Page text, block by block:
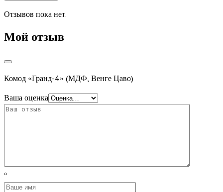
Отзывов пока нет.
Мой отзыв
Комод «Гранд-4» (МДФ, Венге Цаво)
Ваша оценка
*